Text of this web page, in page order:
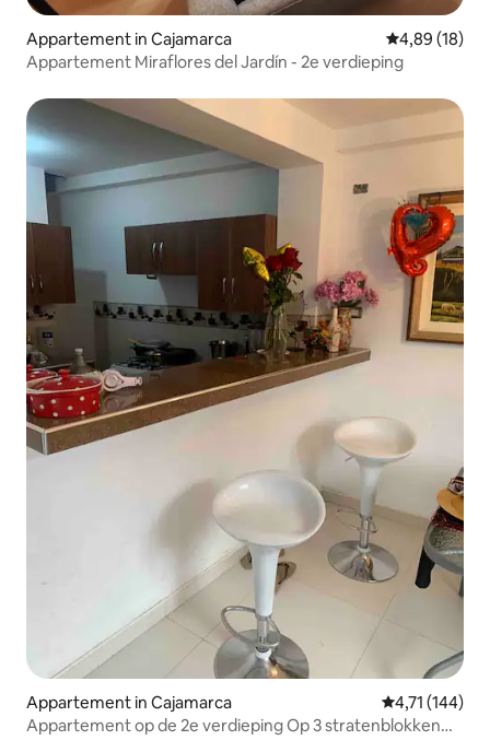
Appartement in Cajamarca Gemiddelde
4,89 (18)
Appartement Miraflores del Jardín - 2e verdieping
Appartement in Cajamarca Gemiddelde
4,71 (144)
Appartement op de 2e verdieping Op 3 stratenblokken